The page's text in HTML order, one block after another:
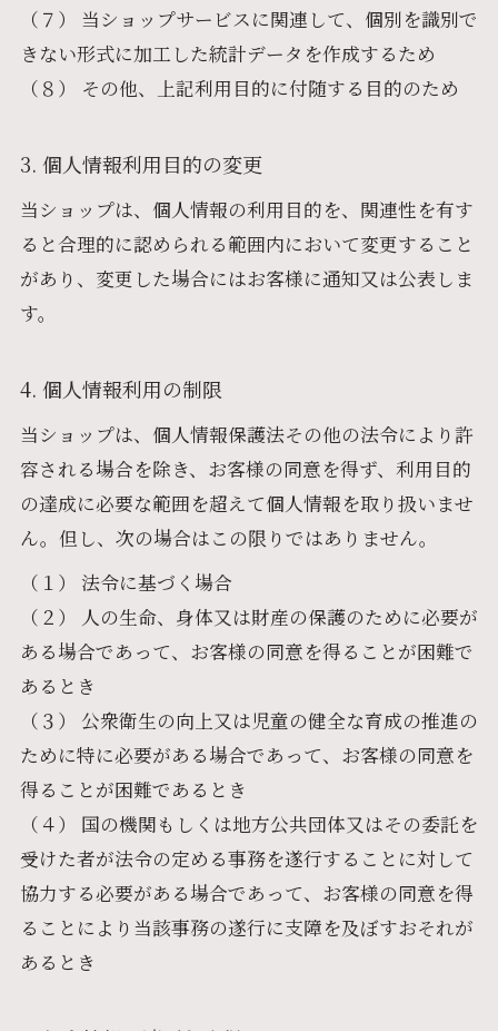
（７） 当ショップサービスに関連して、個別を識別で
きない形式に加工した統計データを作成するため
（８） その他、上記利用目的に付随する目的のため
3. 個人情報利用目的の変更
当ショップは、個人情報の利用目的を、関連性を有す
ると合理的に認められる範囲内において変更すること
があり、変更した場合にはお客様に通知又は公表しま
す。
4. 個人情報利用の制限
当ショップは、個人情報保護法その他の法令により許
容される場合を除き、お客様の同意を得ず、利用目的
の達成に必要な範囲を超えて個人情報を取り扱いませ
ん。但し、次の場合はこの限りではありません。
（１） 法令に基づく場合
（２） 人の生命、身体又は財産の保護のために必要が
ある場合であって、お客様の同意を得ることが困難で
あるとき
（３） 公衆衛生の向上又は児童の健全な育成の推進の
ために特に必要がある場合であって、お客様の同意を
得ることが困難であるとき
（４） 国の機関もしくは地方公共団体又はその委託を
受けた者が法令の定める事務を遂行することに対して
協力する必要がある場合であって、お客様の同意を得
ることにより当該事務の遂行に支障を及ぼすおそれが
あるとき